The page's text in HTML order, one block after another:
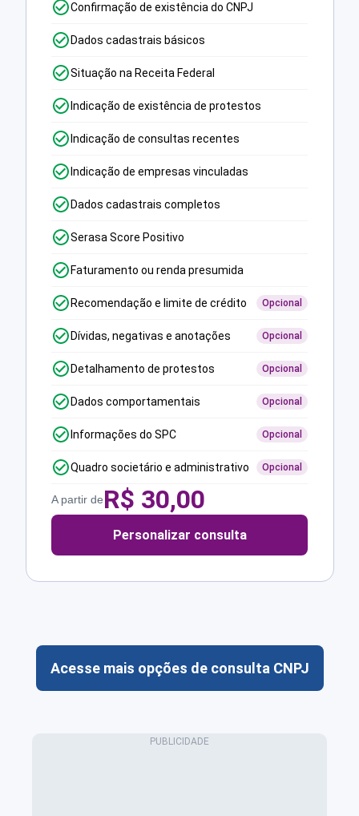
Confirmação de existência do CNPJ
Dados cadastrais básicos
Situação na Receita Federal
Indicação de existência de protestos
Indicação de consultas recentes
Indicação de empresas vinculadas
Dados cadastrais completos
Serasa Score Positivo
Faturamento ou renda presumida
Recomendação e limite de crédito Opcional
Dívidas, negativas e anotações Opcional
Detalhamento de protestos Opcional
Dados comportamentais Opcional
Informações do SPC Opcional
Quadro societário e administrativo Opcional
A partir deR$ 30,00
Personalizar consulta
Acesse mais opções de consulta CNPJ